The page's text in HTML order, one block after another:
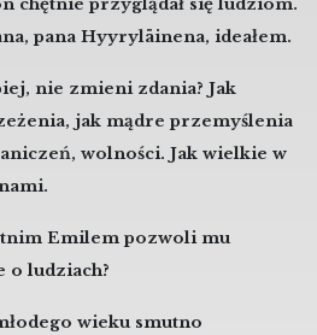
chętnie przyglądał się ludziom.
pana Hyyryläinena, ideałem.
nie zmieni zdania? Jak
jak mądre przemyślenia
wolności. Jak wielkie w
Emilem pozwoli mu
o ludziach?
wieku smutno